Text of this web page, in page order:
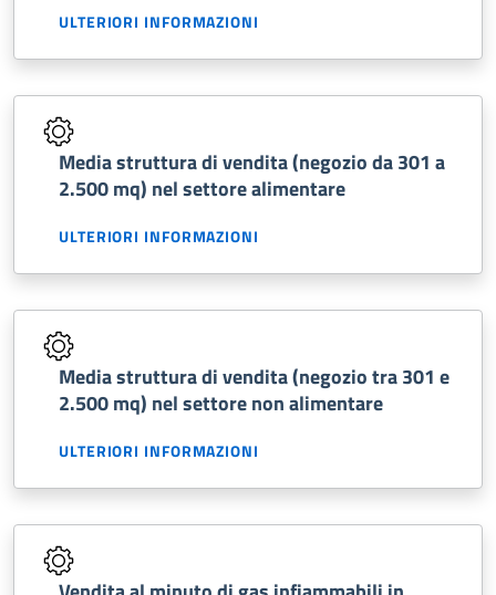
ULTERIORI INFORMAZIONI
Media struttura di vendita (negozio da 301 a
2.500 mq) nel settore alimentare
ULTERIORI INFORMAZIONI
Media struttura di vendita (negozio tra 301 e
2.500 mq) nel settore non alimentare
ULTERIORI INFORMAZIONI